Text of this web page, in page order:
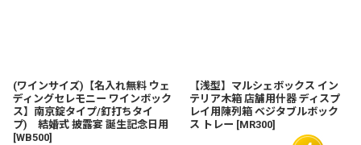
(ワインサイズ)【名入れ無料 ウェ
ディングセレモニー ワインボック
ス】南京錠タイプ/釘打ちタイ
プ) 結婚式 披露宴 誕生記念日用
[WB500]
【浅型】マルシェボックス イン
テリア木箱 店舗用什器 ディスプ
レイ用陳列箱 ベジタブルボック
ス トレー [MR300]